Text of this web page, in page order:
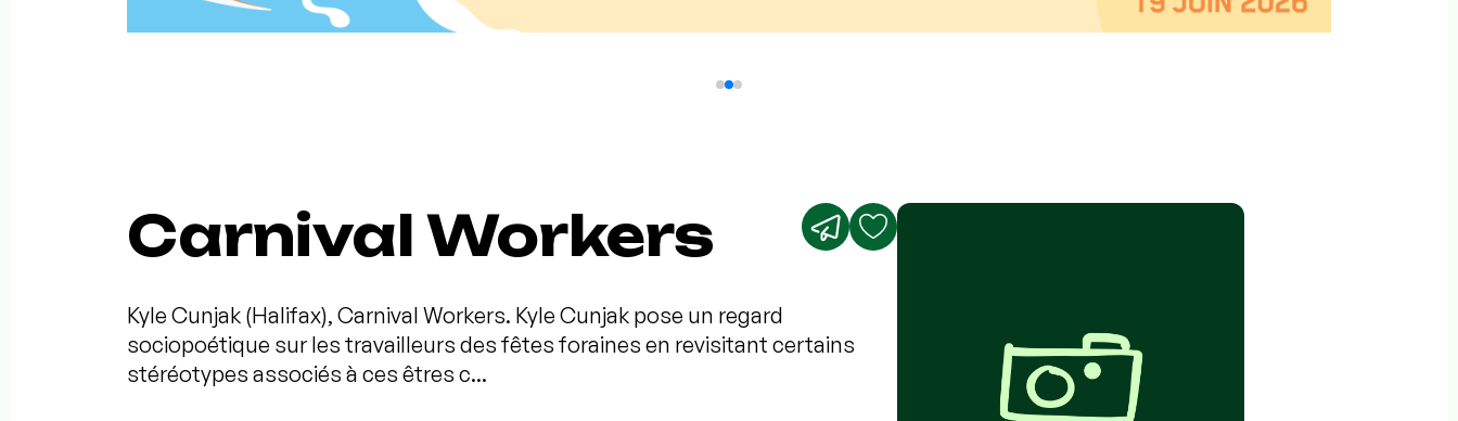
Carnival Workers
Kyle Cunjak (Halifax), Carnival Workers. Kyle Cunjak pose un regard
sociopoétique sur les travailleurs des fêtes foraines en revisitant certains
stéréotypes associés à ces êtres c...